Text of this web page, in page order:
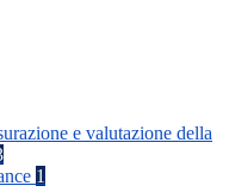
e valutazione della
1